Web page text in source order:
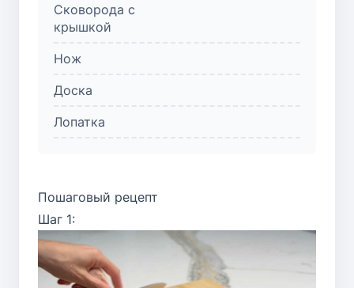
Сковорода с
крышкой
Нож
Доска
Лопатка
Пошаговый рецепт
Шаг 1: